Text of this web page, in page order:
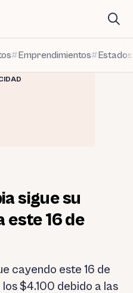
Emprendimientos
sigue su
este 16 de
cayendo este 16 de
$4.100 debido a las